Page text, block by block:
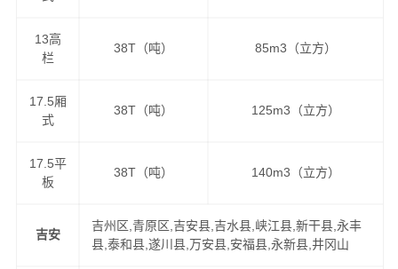
13高
栏
38T（吨） 85m3（立方）
17.5厢
式
38T（吨） 125m3（立方）
17.5平
板
38T（吨） 140m3（立方）
吉安
吉州区,青原区,吉安县,吉水县,峡江县,新干县,永丰
县,泰和县,遂川县,万安县,安福县,永新县,井冈山